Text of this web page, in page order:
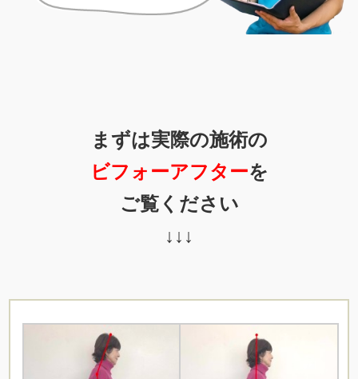
まずは実際の施術の
ビフォーアフターを
ご覧ください
↓↓↓